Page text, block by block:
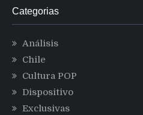
Categorias
Análisis
Chile
Cultura POP
Dispositivo
Exclusivas